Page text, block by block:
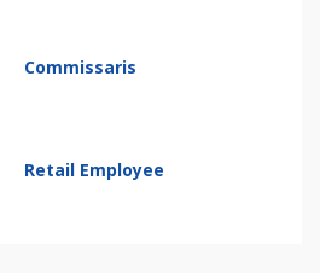
Commissaris
Retail Employee